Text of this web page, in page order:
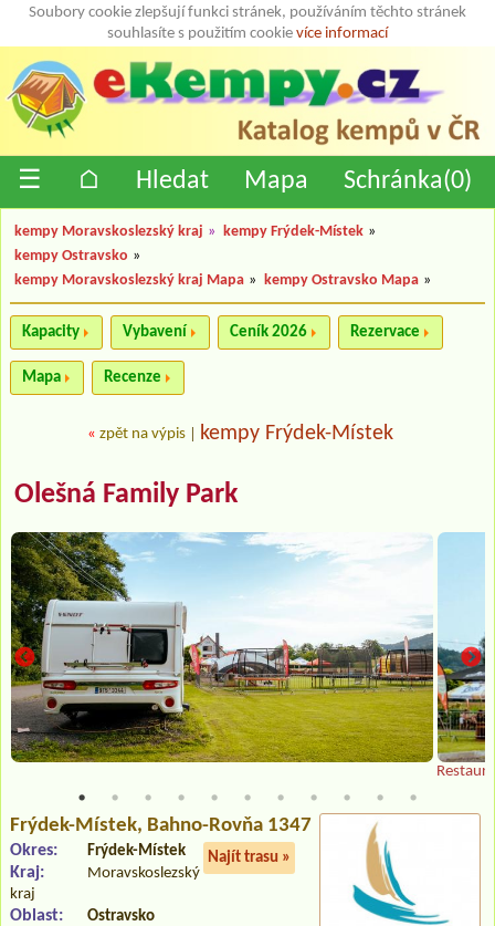
Soubory cookie zlepšují funkci stránek, používáním těchto stránek
souhlasíte s použitím cookie více informací
☰ ⌂ Hledat Mapa Schránka(0)
kempy Moravskoslezský kraj » kempy Frýdek-Místek »
kempy Ostravsko »
kempy Moravskoslezský kraj Mapa » kempy Ostravsko Mapa »
Kapacity Vybavení Ceník 2026 Rezervace
Mapa Recenze
« zpět na výpis kempy Frýdek-Místek
Olešná Family Park
Frýdek-Místek, Bahno-Rovňa 1347
Najít trasu »
Okres: Frýdek-Místek
Kraj:
Moravskoslezský
kraj
Oblast: Ostravsko